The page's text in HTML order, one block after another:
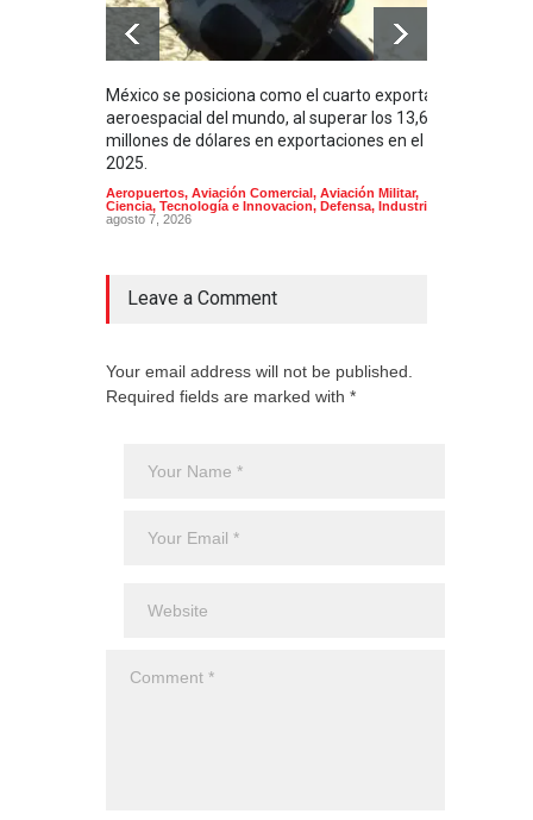
México se posiciona como el cuarto exportador
aeroespacial del mundo, al superar los 13,600
millones de dólares en exportaciones en el
2025.
Aeropuertos, Aviación Comercial, Aviación Militar,
Ciencia, Tecnología e Innovacion, Defensa, Industria
agosto 7, 2026
Leave a Comment
Your email address will not be published.
Required fields are marked with *